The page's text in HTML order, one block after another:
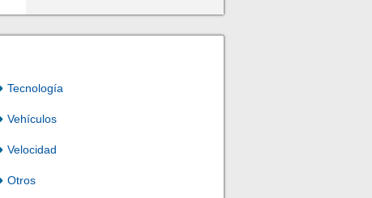
Tecnología
Vehículos
Velocidad
Otros